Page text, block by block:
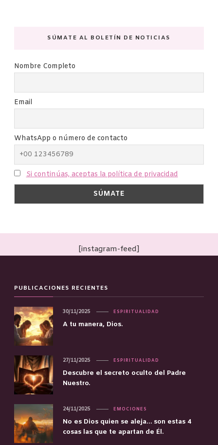
SÚMATE AL BOLETÍN DE NOTICIAS
Nombre Completo
Email
WhatsApp o número de contacto
Si continúas, aceptas la política de privacidad
[instagram-feed]
PUBLICACIONES RECIENTES
ESPIRITUALIDAD
A tu manera, Dios.
30/11/2025
ESPIRITUALIDAD
Descubre el secreto oculto del Padre
Nuestro.
27/11/2025
EMOCIONES
No es Dios quien se aleja… son estas 4
cosas las que te apartan de Él.
24/11/2025